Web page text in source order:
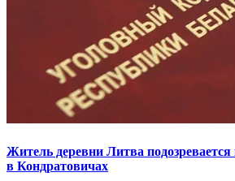
Житель деревни Литва
в Кондратовичах